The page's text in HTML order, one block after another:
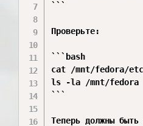
```
Проверьте:
```bash
cat /mnt/fedora/
ls -la /mnt/fedora
```
Теперь должны